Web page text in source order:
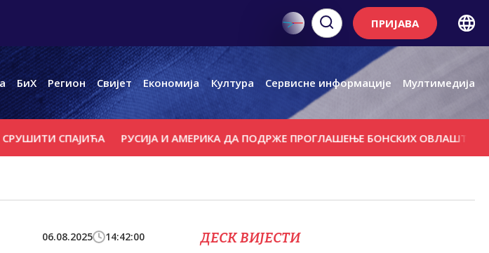
ПРИЈАВА
БиХ Регион Свијет Економија Култура Сервисне информације Мултимедија
СПАЈИЋА РУСИЈА И АМЕРИКА ДА ПОДРЖЕ ПРОГЛАШЕЊЕ БОНСКИХ ОВЛАШТЕЊА
06.08.2025 14:42:00 ДЕСК ВИЈЕСТИ